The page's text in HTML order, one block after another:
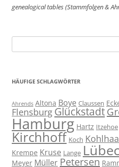
genealogical tables (Stammfolgen &
nach:
HÄUFIGE SCHLAGWÖRTER
Ahrends Altona Boye Claussen
Flensburg Glückstadt
Hamburg Hartz Itzehoe
Kirchhoff Koch
Krempe Kruse Lange
Meyer Müller Petersen